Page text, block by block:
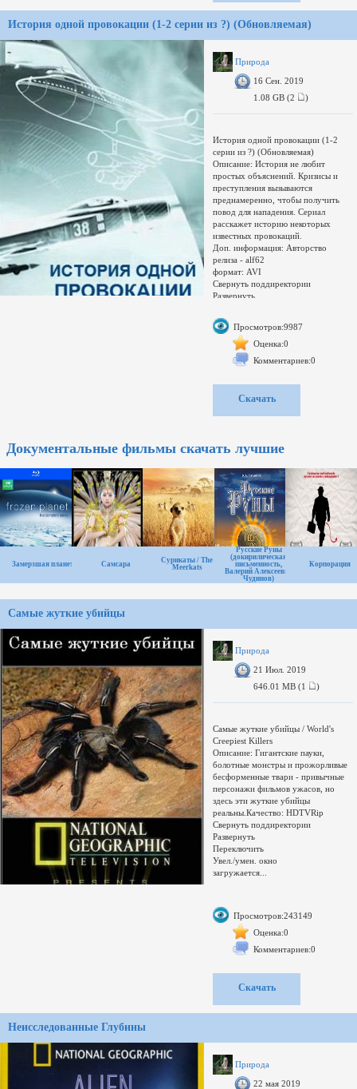
не является проводником, но тоже
не сидит без дела: его свора
Сэмпл:
https://www.sendspace.com/file/adwjho
История одной провокации (1-2 серии из ?) (Обновляемая)
Природа
16 Сен. 2019
1.08 GB (2
)
История одной провокации (1-2
серии из ?) (Обновляемая)
Описание: История не любит
простых объяснений. Кризисы и
преступления вызываются
преднамеренно, чтобы получить
повод для нападения. Сериал
расскажет историю некоторых
известных провокаций.
Доп. информация: Авторство
релиза - alf62
формат: AVI
Свернуть поддиректории
Развернуть
Увел./умен. окно
загружается...
Просмотров:9987
Оценка:0
Комментариев:0
Скачать
Документальные фильмы скачать лучшие
Замерзшая планета Самсара
Сурикаты / The
Meerkats
Русские Руны
(докирилическая
письменность,
Валерий Алексеевич
Чудинов)
Корпорация
Самые жуткие убийцы
Природа
21 Июл. 2019
646.01 MB (1
)
Самые жуткие убийцы / World's
Creepiest Killers
Описание: Гигантские пауки,
болотные монстры и прожорливые
бесформенные твари - привычные
персонажи фильмов ужасов, но
здесь эти жуткие убийцы
реальны.Качество: HDTVRip
Свернуть поддиректории
Развернуть
Переключить
Увел./умен. окно
загружается...
Просмотров:243149
Оценка:0
Комментариев:0
Скачать
Неисследованные Глубины
Природа
22 мая 2019